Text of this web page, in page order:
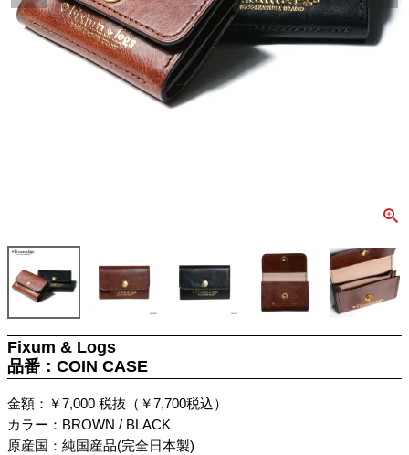
Fixum & Logs
品番：COIN CASE
金額：￥7,000 税抜（￥7,700税込）
カラー：BROWN / BLACK
原産国：純国産品(完全日本製)